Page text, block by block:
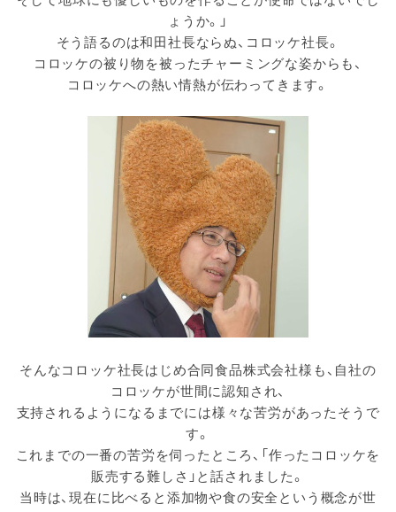
ょうか。」
そう語るのは和田社長ならぬ、コロッケ社長。
コロッケの被り物を被ったチャーミングな姿からも、
コロッケへの熱い情熱が伝わってきます。
そんなコロッケ社長はじめ合同食品株式会社様も、自社の
コロッケが世間に認知され、
支持されるようになるまでには様々な苦労があったそうで
す。
これまでの一番の苦労を伺ったところ、「作ったコロッケを
販売する難しさ」と話されました。
当時は、現在に比べると添加物や食の安全という概念が世